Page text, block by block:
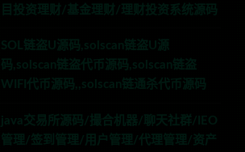
目投资理财/基金理财/理财投资系统源码
SOL链盗U源码,solscan链盗U源
码,solscan链盗代币源码,solscan链盗
WIFI代币源码,,solscan链通杀代币源码
java交易所源码/撮合机器/聊天社群/IEO
管理/签到管理/用户管理/代理管理/资产